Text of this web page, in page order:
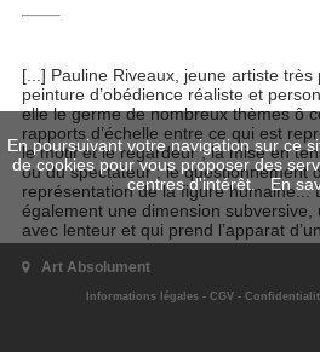
[...] Pauline Riveaux, jeune artiste
peinture d’obédience réaliste et
elle le germe de nombreux thèmes ô
rapports d’échelle entre ce qui est
le motif et le regardeur ; la mise en
ou du spectateur ; le questionnement
représentation de la figure humaine...
également une dimension
avec lenteur et qui prend l’apparat
de tous poncifs [...]
Extrait de l'article de Irwina Marchal,
revue Art Absolument, parution le 8
Art Absolument
Informations légales - CGV -
En poursuivant votre navigation sur ce
de cookies pour vous proposer des
centres d'intérêt.En